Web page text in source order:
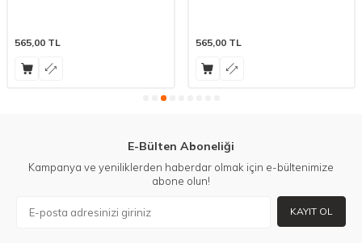
565,00 TL 565,00TL
E-Bülten Aboneliği
Kampanya ve yeniliklerden haberdar olmak için e-bültenimize
abone olun!
KAYIT OL